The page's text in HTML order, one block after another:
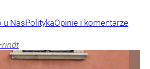
u NasPolitykaOpinie i komentarze